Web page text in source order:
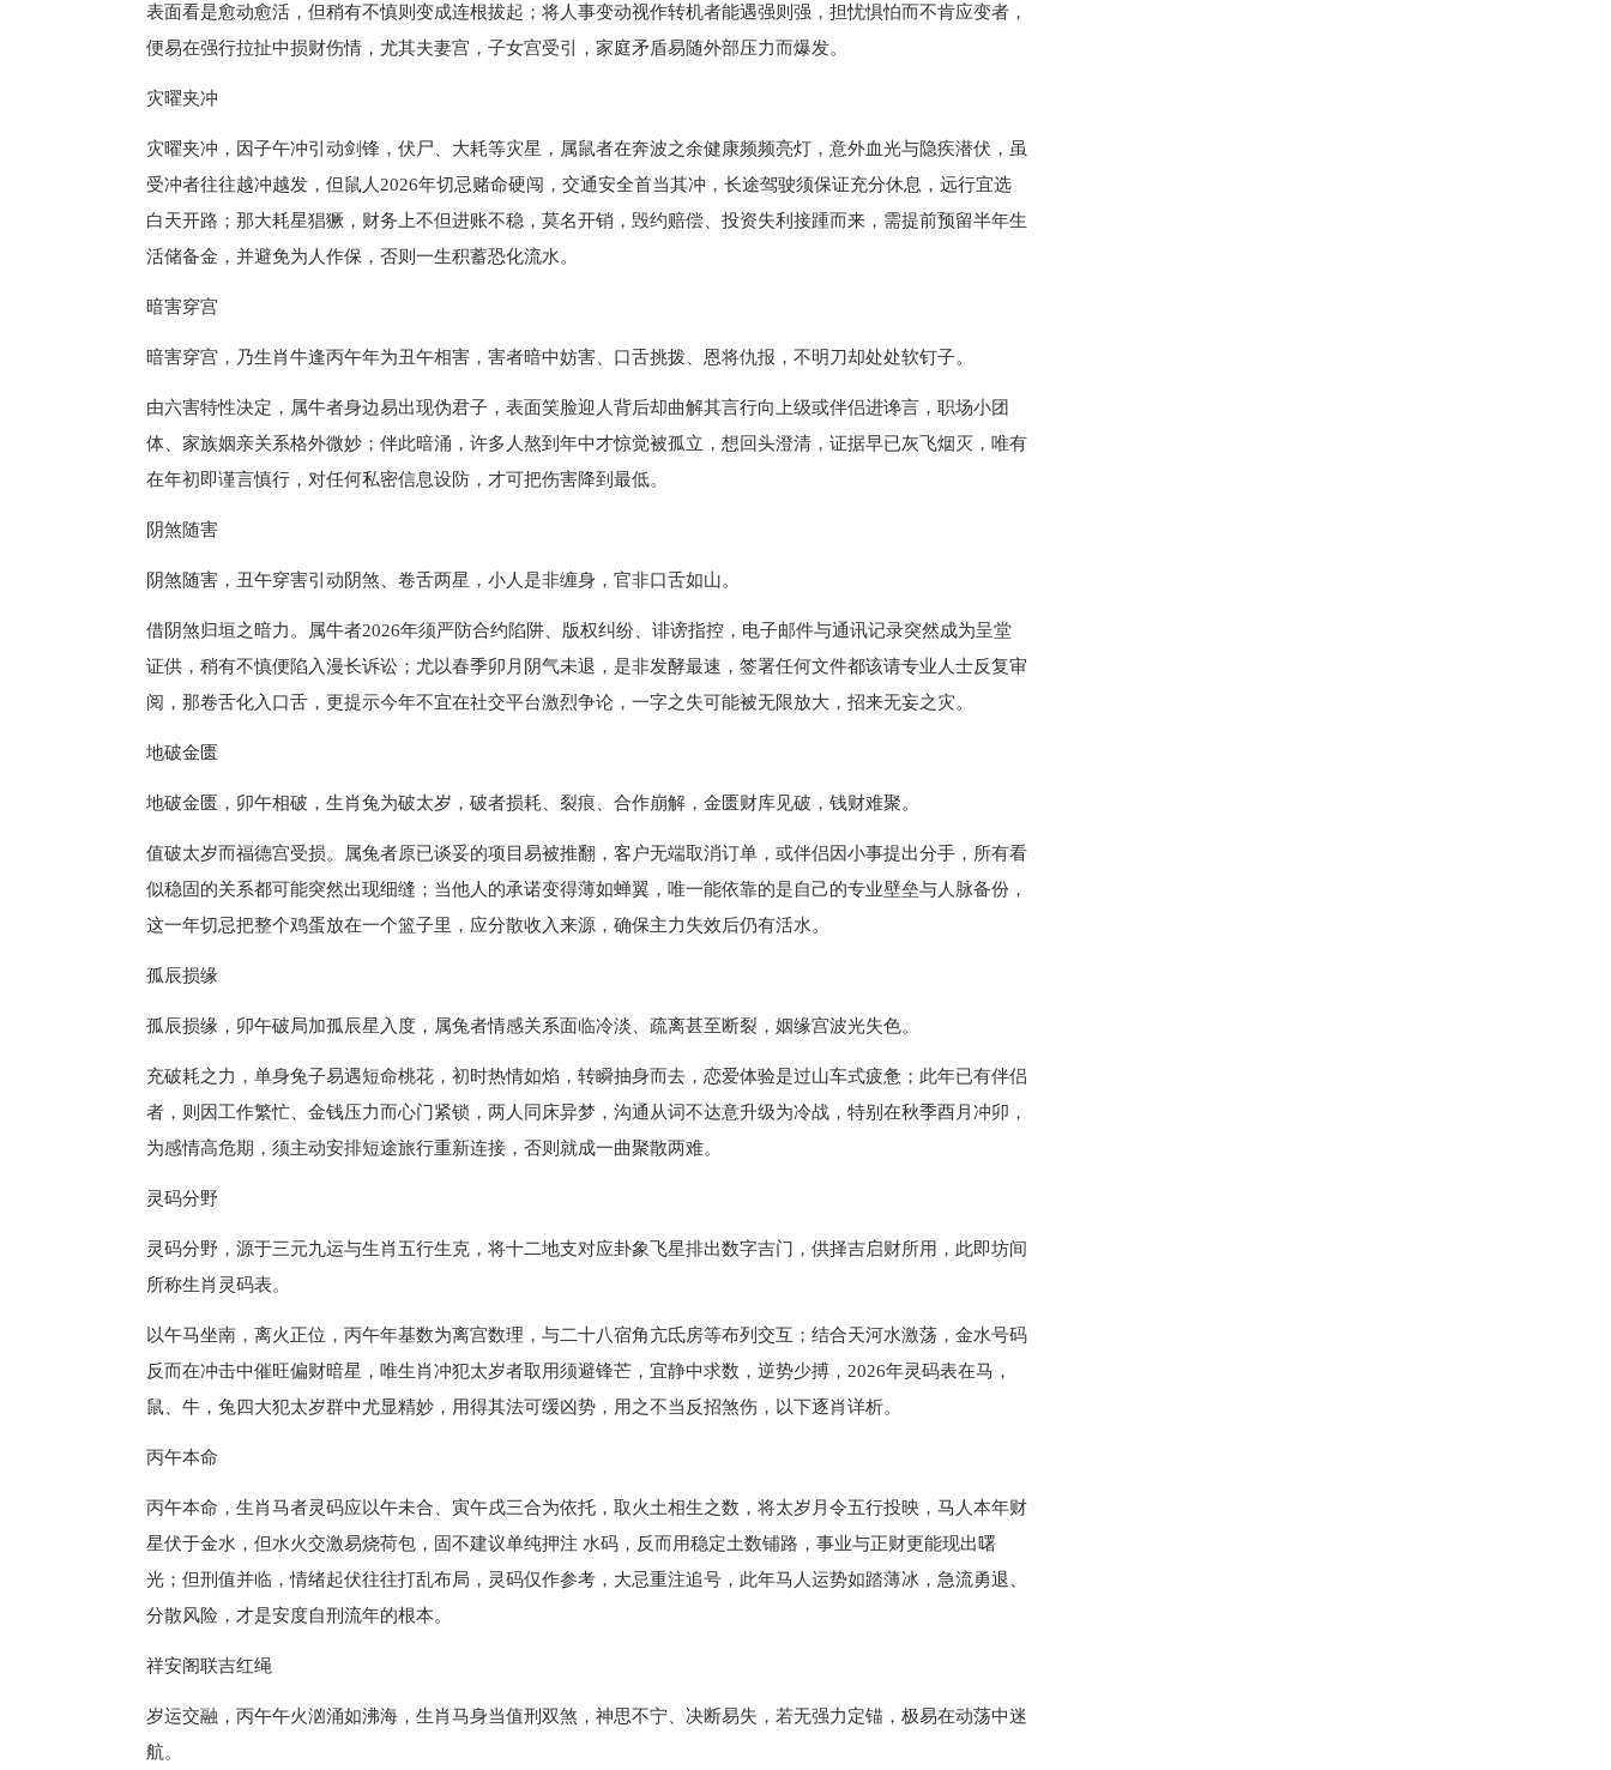
表面看是愈动愈活，但稍有不慎则变成连根拔起；将人事变动视作转机者能遇强则强，担忧惧怕而不肯应变者，
便易在强行拉扯中损财伤情，尤其夫妻宫，子女宫受引，家庭矛盾易随外部压力而爆发。
灾曜夹冲
灾曜夹冲，因子午冲引动剑锋，伏尸、大耗等灾星，属鼠者在奔波之余健康频频亮灯，意外血光与隐疾潜伏，虽
受冲者往往越冲越发，但鼠人2026年切忌赌命硬闯，交通安全首当其冲，长途驾驶须保证充分休息，远行宜选
白天开路；那大耗星猖獗，财务上不但进账不稳，莫名开销，毁约赔偿、投资失利接踵而来，需提前预留半年生
活储备金，并避免为人作保，否则一生积蓄恐化流水。
暗害穿宫
暗害穿宫，乃生肖牛逢丙午年为丑午相害，害者暗中妨害、口舌挑拨、恩将仇报，不明刀却处处软钉子。
由六害特性决定，属牛者身边易出现伪君子，表面笑脸迎人背后却曲解其言行向上级或伴侣进谗言，职场小团
体、家族姻亲关系格外微妙；伴此暗涌，许多人熬到年中才惊觉被孤立，想回头澄清，证据早已灰飞烟灭，唯有
在年初即谨言慎行，对任何私密信息设防，才可把伤害降到最低。
阴煞随害
阴煞随害，丑午穿害引动阴煞、卷舌两星，小人是非缠身，官非口舌如山。
借阴煞归垣之暗力。属牛者2026年须严防合约陷阱、版权纠纷、诽谤指控，电子邮件与通讯记录突然成为呈堂
证供，稍有不慎便陷入漫长诉讼；尤以春季卯月阴气未退，是非发酵最速，签署任何文件都该请专业人士反复审
阅，那卷舌化入口舌，更提示今年不宜在社交平台激烈争论，一字之失可能被无限放大，招来无妄之灾。
地破金匮
地破金匮，卯午相破，生肖兔为破太岁，破者损耗、裂痕、合作崩解，金匮财库见破，钱财难聚。
值破太岁而福德宫受损。属兔者原已谈妥的项目易被推翻，客户无端取消订单，或伴侣因小事提出分手，所有看
似稳固的关系都可能突然出现细缝；当他人的承诺变得薄如蝉翼，唯一能依靠的是自己的专业壁垒与人脉备份，
这一年切忌把整个鸡蛋放在一个篮子里，应分散收入来源，确保主力失效后仍有活水。
孤辰损缘
孤辰损缘，卯午破局加孤辰星入度，属兔者情感关系面临冷淡、疏离甚至断裂，姻缘宫波光失色。
充破耗之力，单身兔子易遇短命桃花，初时热情如焰，转瞬抽身而去，恋爱体验是过山车式疲惫；此年已有伴侣
者，则因工作繁忙、金钱压力而心门紧锁，两人同床异梦，沟通从词不达意升级为冷战，特别在秋季酉月冲卯，
为感情高危期，须主动安排短途旅行重新连接，否则就成一曲聚散两难。
灵码分野
灵码分野，源于三元九运与生肖五行生克，将十二地支对应卦象飞星排出数字吉门，供择吉启财所用，此即坊间
所称生肖灵码表。
以午马坐南，离火正位，丙午年基数为离宫数理，与二十八宿角亢氐房等布列交互；结合天河水激荡，金水号码
反而在冲击中催旺偏财暗星，唯生肖冲犯太岁者取用须避锋芒，宜静中求数，逆势少搏，2026年灵码表在马，
鼠、牛，兔四大犯太岁群中尤显精妙，用得其法可缓凶势，用之不当反招煞伤，以下逐肖详析。
丙午本命
丙午本命，生肖马者灵码应以午未合、寅午戌三合为依托，取火土相生之数，将太岁月令五行投映，马人本年财
星伏于金水，但水火交激易烧荷包，固不建议单纯押注 水码，反而用稳定土数铺路，事业与正财更能现出曙
光；但刑值并临，情绪起伏往往打乱布局，灵码仅作参考，大忌重注追号，此年马人运势如踏薄冰，急流勇退、
分散风险，才是安度自刑流年的根本。
祥安阁联吉红绳
岁运交融，丙午午火汹涌如沸海，生肖马身当值刑双煞，神思不宁、决断易失，若无强力定锚，极易在动荡中迷
航。